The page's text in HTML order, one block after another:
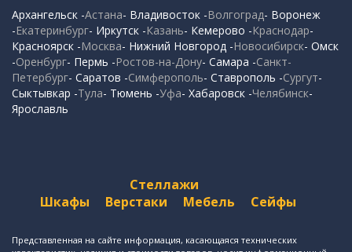
Архангельск -Астана- Владивосток -Волгоград- Воронеж
-Екатеринбург- Иркутск -Казань- Кемерово -Краснодар-
Красноярск -Москва- Нижний Новгород -Новосибирск- Омск
-Оренбург- Пермь -Ростов-на-Дону- Самара -Санкт-
Петербург- Саратов -Симферополь- Ставрополь -Сургут-
Сыктывкар -Тула- Тюмень -Уфа- Хабаровск -Челябинск-
Ярославль
Стеллажи
Шкафы
Верстаки Мебель Сейфы
Представленная на сайте информация, касающаяся технических